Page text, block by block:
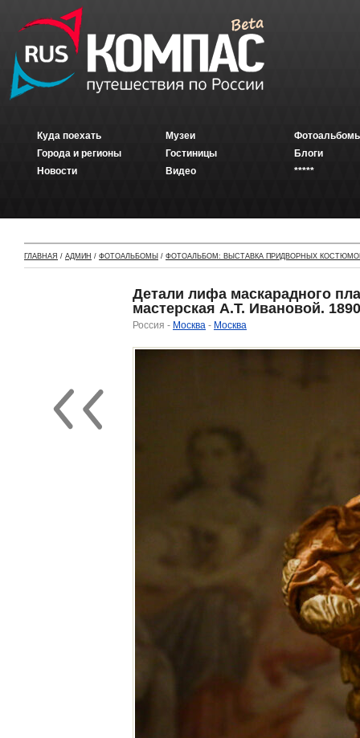
Куда поехать
Города и регионы
Новости
Музеи
Гостиницы
Видео
Блоги
*****
ГЛАВНАЯ / АДМИН / ФОТОАЛЬБОМЫ / ФОТОАЛЬБОМ: ВЫСТАВКА ПРИДВОРНЫХ
Детали лифа маскарадного
мастерская А.Т. Ивановой. 1890
Россия - Москва - Москва